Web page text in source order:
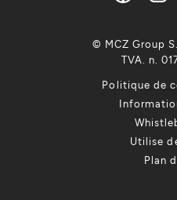
Politique de
Utilise
Plan
© MCZ Group
TVA. n.